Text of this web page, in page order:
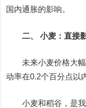
国内通胀的影响。
二、 小麦：直接
未来小麦价格大幅
动率在0.2个百分点以
小麦和稻谷，是我